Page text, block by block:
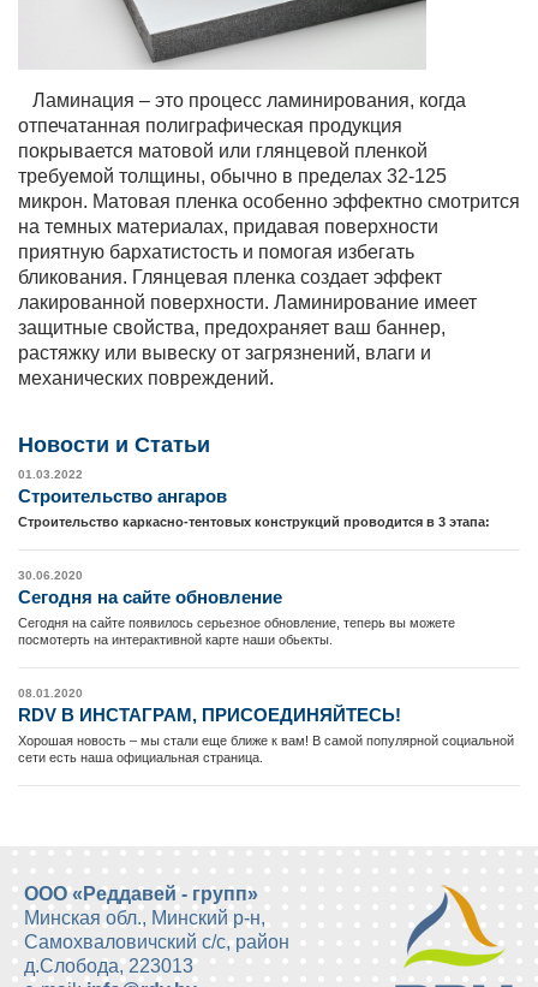
Ламинация – это процесс ламинирования, когда
отпечатанная полиграфическая продукция
покрывается матовой или глянцевой пленкой
требуемой толщины, обычно в пределах 32-125
микрон. Матовая пленка особенно эффектно смотрится
на темных материалах, придавая поверхности
приятную бархатистость и помогая избегать
бликования. Глянцевая пленка создает эффект
лакированной поверхности. Ламинирование имеет
защитные свойства, предохраняет ваш баннер,
растяжку или вывеску от загрязнений, влаги и
механических повреждений.
Новости и Cтатьи
01.03.2022
Cтроительство ангаров
Строительство каркасно-тентовых конструкций проводится в 3 этапа:
30.06.2020
Сегодня на сайте обновление
Сегодня на сайте появилось серьезное обновление, теперь вы можете
посмотерть на интерактивной карте наши обьекты.
08.01.2020
RDV В ИНСТАГРАМ, ПРИСОЕДИНЯЙТЕСЬ!
Хорошая новость – мы стали еще ближе к вам! В самой популярной социальной
сети есть наша официальная страница.
ООО «Реддавей - групп»
Минская обл., Минский р-н,
Самохваловичский с/с, район
д.Слобода, 223013